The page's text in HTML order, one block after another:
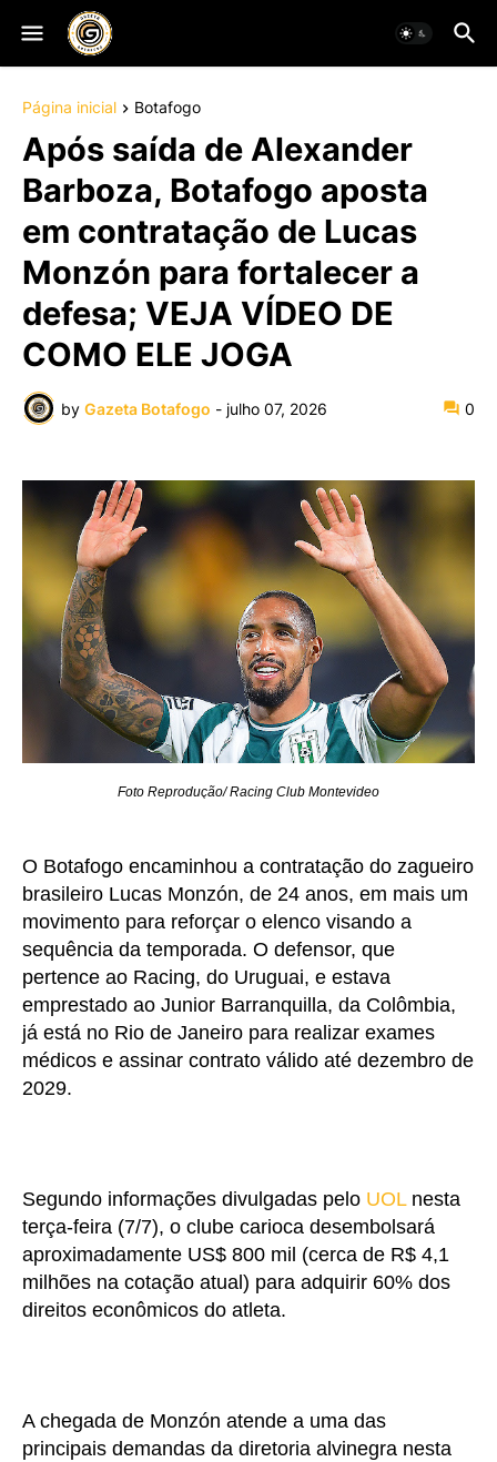
Página inicial Botafogo
Após saída de Alexander
Barboza, Botafogo aposta
em contratação de Lucas
Monzón para fortalecer a
defesa; VEJA VÍDEO DE
COMO ELE JOGA
by Gazeta Botafogo - julho 07, 2026 0
Foto Reprodução/ Racing Club Montevideo
O Botafogo encaminhou a contratação do zagueiro
brasileiro Lucas Monzón, de 24 anos, em mais um
movimento para reforçar o elenco visando a
sequência da temporada. O defensor, que
pertence ao Racing, do Uruguai, e estava
emprestado ao Junior Barranquilla, da Colômbia,
já está no Rio de Janeiro para realizar exames
médicos e assinar contrato válido até dezembro de
2029.
Segundo informações divulgadas pelo UOLnesta
terça-feira (7/7), o clube carioca desembolsará
aproximadamente US$ 800 mil (cerca de R$ 4,1
milhões na cotação atual) para adquirir 60% dos
direitos econômicos do atleta.
A chegada de Monzón atende a uma das
principais demandas da diretoria alvinegra nesta